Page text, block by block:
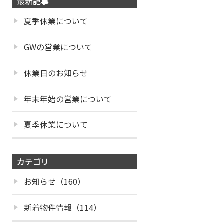
夏季休業について
GWの営業について
休業日のお知らせ
年末年始の営業について
夏季休業について
カテゴリ
お知らせ（160）
新着物件情報（114）